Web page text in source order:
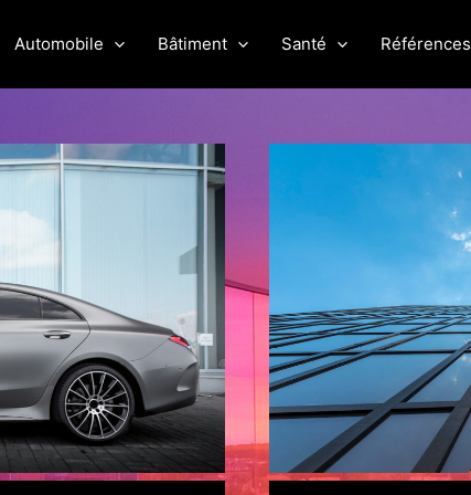
Automobile Bâtiment Santé Références